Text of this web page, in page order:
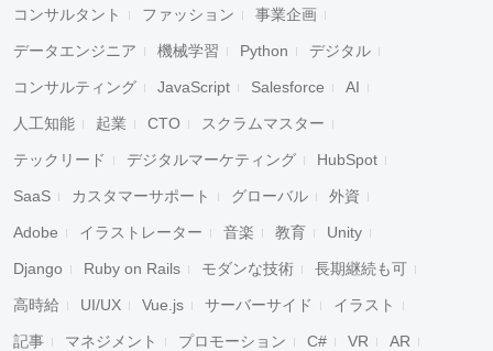
キャンセル 検索
コンサルタント ファッション 事業企画
データエンジニア 機械学習 Python デジタル
コンサルティング JavaScript Salesforce AI
人工知能 起業 CTO スクラムマスター
テックリード デジタルマーケティング HubSpot
SaaS カスタマーサポート グローバル 外資
Adobe イラストレーター 音楽 教育 Unity
Django Ruby on Rails モダンな技術 長期継続も可
高時給 UI/UX Vue.js サーバーサイド イラスト
記事 マネジメント プロモーション C# VR AR